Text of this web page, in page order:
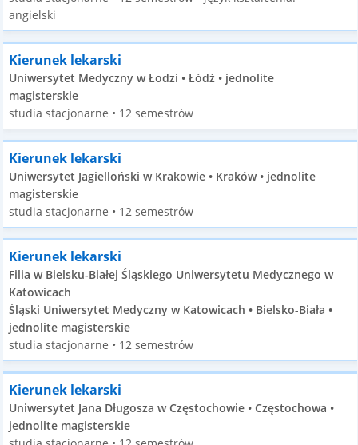
angielski
Kierunek lekarski
Uniwersytet Medyczny w Łodzi • Łódź • jednolite
magisterskie
studia stacjonarne • 12 semestrów
Kierunek lekarski
Uniwersytet Jagielloński w Krakowie • Kraków • jednolite
magisterskie
studia stacjonarne • 12 semestrów
Kierunek lekarski
Filia w Bielsku-Białej Śląskiego Uniwersytetu Medycznego w
Katowicach
Śląski Uniwersytet Medyczny w Katowicach • Bielsko-Biała •
jednolite magisterskie
studia stacjonarne • 12 semestrów
Kierunek lekarski
Uniwersytet Jana Długosza w Częstochowie • Częstochowa •
jednolite magisterskie